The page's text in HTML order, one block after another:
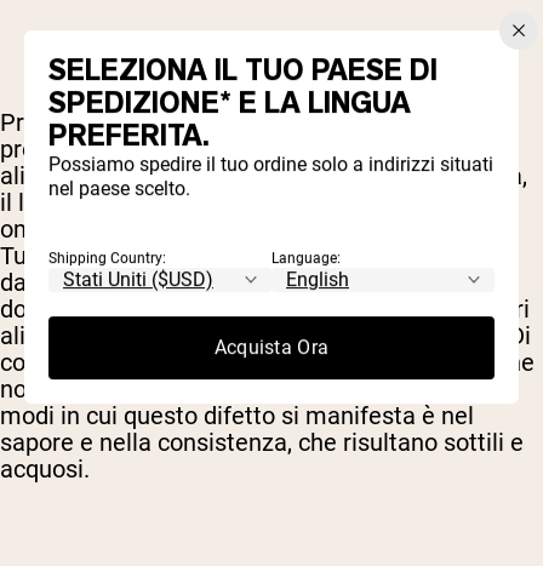
Prendiamo per esempio il siero e la caseina, le
proteine del latte. Quando le mucche sono
alimentate con una dieta naturale a base di erba,
il latte che producono è ricco di acidi grassi
omega-3 e acidi linoleici coniugati salutari.
Tuttavia, la maggior parte delle volte le mucche
da latte vengono tenute in allevamenti intensivi
dove ricevono una dieta costante di cereali e altri
alimenti che normalmente non mangerebbero. Di
conseguenza, il latte prelevato da queste mucche
non ha la struttura che dovrebbe avere. Uno dei
modi in cui questo difetto si manifesta è nel
sapore e nella consistenza, che risultano sottili e
acquosi.
SELEZIONA IL TUO PAESE DI
SPEDIZIONE* E LA LINGUA
PREFERITA.
Possiamo spedire il tuo ordine solo a indirizzi situati
nel paese scelto.
Shipping Country: Language:
Acquista Ora